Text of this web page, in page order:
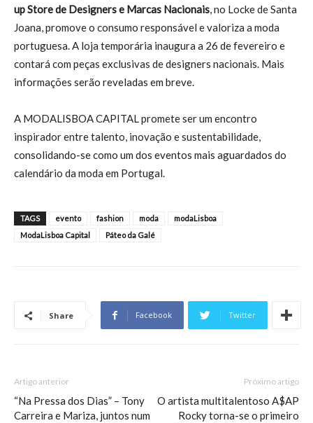
up Store de Designers e Marcas Nacionais, no Locke de Santa
Joana, promove o consumo responsável e valoriza a moda
portuguesa. A loja temporária inaugura a 26 de fevereiro e
contará com peças exclusivas de designers nacionais. Mais
informações serão reveladas em breve.
A MODALISBOA CAPITAL promete ser um encontro
inspirador entre talento, inovação e sustentabilidade,
consolidando-se como um dos eventos mais aguardados do
calendário da moda em Portugal.
TAGS evento fashion moda
modaLisboa
ModaLisboa Capital
Páteo da Galé
Share Facebook Twitter
Artigo anterior
“Na Pressa dos Dias” – Tony
Carreira e Mariza, juntos num
Próximo artigo
O artista multitalentoso A$AP
Rocky torna-se o primeiro